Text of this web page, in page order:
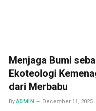
Menjaga Bumi
Ekoteologi
dari Merbabu
By ADMIN December 11, 2025